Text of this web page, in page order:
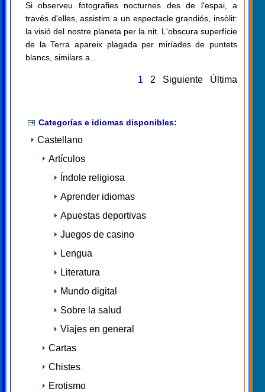
Si observeu fotografies nocturnes des de l'espai, a
través d'elles, assistim a un espectacle grandiós, insòlit:
la visió del nostre planeta per la nit. L'obscura superfície
de la Terra apareix plagada per miríades de puntets
blancs, similars a...
1 2 Siguiente Última
Categorías e idiomas disponibles:
Castellano
Artículos
Índole religiosa
Aprender idiomas
Apuestas deportivas
Juegos de casino
Lengua
Literatura
Mundo digital
Sobre la salud
Viajes en general
Cartas
Chistes
Erotismo